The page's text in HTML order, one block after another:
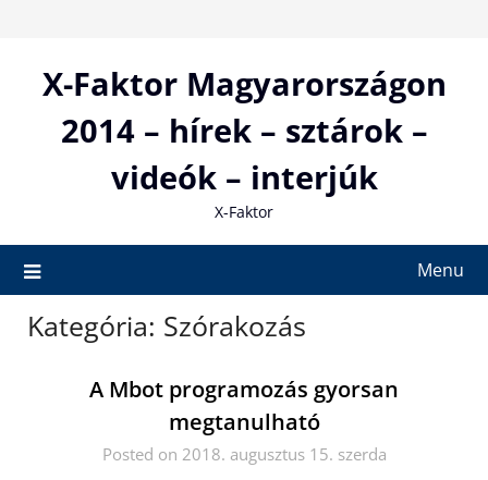
contentX-Faktor Magyarországon
2014 – hírek – sztárok –
videók – interjúk
X-Faktor
Menu
Kategória: Szórakozás
A Mbot programozás gyorsan
megtanulható
Posted on 2018. augusztus 15. szerda